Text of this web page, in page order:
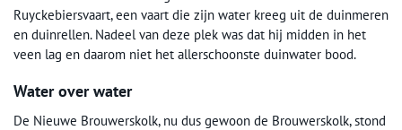
Ruyckebiersvaart, een vaart die zijn water kreeg uit de duinmeren
en duinrellen. Nadeel van deze plek was dat hij midden in het
veen lag en daarom niet het allerschoonste duinwater bood.
Water over water
De Nieuwe Brouwerskolk, nu dus gewoon de Brouwerskolk, stond